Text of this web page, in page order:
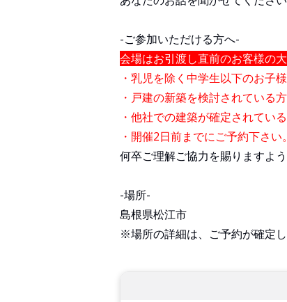
-ご参加いただける方へ-
会場はお引渡し直前のお客様の大
・乳児を除く中学生以下のお子
・戸建の新築を検討されている
・他社での建築が確定されてい
・開催2日前までにご予約下さい。
何卒ご理解ご協力を賜りますよ
-場所-
島根県松江市
※場所の詳細は、ご予約が確定